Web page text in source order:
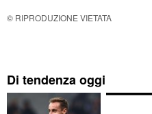
© RIPRODUZIONE VIETATA
Di tendenza oggi